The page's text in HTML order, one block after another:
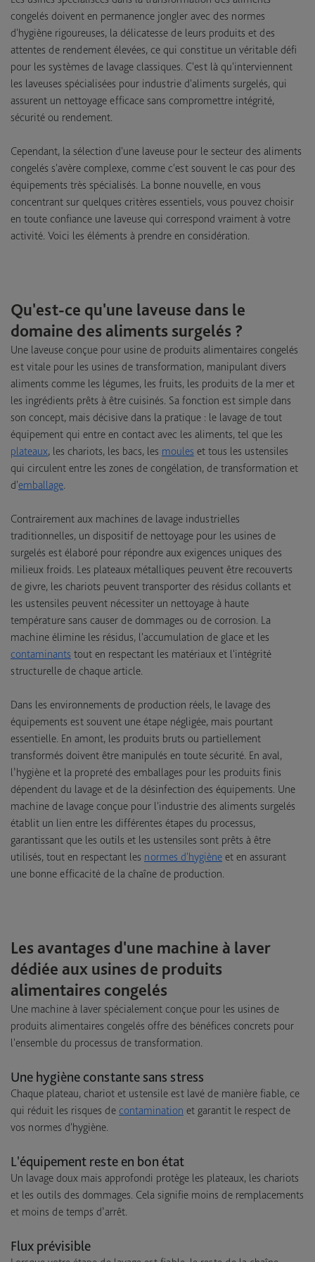
congelés doivent en permanence jongler avec des normes
d'hygiène rigoureuses, la délicatesse de leurs produits et des
attentes de rendement élevées, ce qui constitue un véritable défi
pour les systèmes de lavage classiques. C'est là qu'interviennent
les laveuses spécialisées pour industrie d'aliments surgelés, qui
assurent un nettoyage efficace sans compromettre intégrité,
sécurité ou rendement.
Cependant, la sélection d'une laveuse pour le secteur des aliments
congelés s'avère complexe, comme c'est souvent le cas pour des
équipements très spécialisés. La bonne nouvelle, en vous
concentrant sur quelques critères essentiels, vous pouvez choisir
en toute confiance une laveuse qui correspond vraiment à votre
activité. Voici les éléments à prendre en considération.
Qu'est-ce qu'une laveuse dans le
domaine des aliments surgelés ?
Une laveuse conçue pour usine de produits alimentaires congelés
est vitale pour les usines de transformation, manipulant divers
aliments comme les légumes, les fruits, les produits de la mer et
les ingrédients prêts à être cuisinés. Sa fonction est simple dans
son concept, mais décisive dans la pratique : le lavage de tout
équipement qui entre en contact avec les aliments, tel que les
plateaux, les chariots, les bacs, les moules et tous les ustensiles
qui circulent entre les zones de congélation, de transformation et
d'emballage.
Contrairement aux machines de lavage industrielles
traditionnelles, un dispositif de nettoyage pour les usines de
surgelés est élaboré pour répondre aux exigences uniques des
milieux froids. Les plateaux métalliques peuvent être recouverts
de givre, les chariots peuvent transporter des résidus collants et
les ustensiles peuvent nécessiter un nettoyage à haute
température sans causer de dommages ou de corrosion. La
machine élimine les résidus, l'accumulation de glace et les
contaminants tout en respectant les matériaux et l'intégrité
structurelle de chaque article.
Dans les environnements de production réels, le lavage des
équipements est souvent une étape négligée, mais pourtant
essentielle. En amont, les produits bruts ou partiellement
transformés doivent être manipulés en toute sécurité. En aval,
l’hygiène et la propreté des emballages pour les produits finis
dépendent du lavage et de la désinfection des équipements. Une
machine de lavage conçue pour l'industrie des aliments surgelés
établit un lien entre les différentes étapes du processus,
garantissant que les outils et les ustensiles sont prêts à être
utilisés, tout en respectant les normes d'hygiène et en assurant
une bonne efficacité de la chaîne de production.
Les avantages d'une machine à laver
dédiée aux usines de produits
alimentaires congelés
Une machine à laver spécialement conçue pour les usines de
produits alimentaires congelés offre des bénéfices concrets pour
l'ensemble du processus de transformation.
Une hygiène constante sans stress
Chaque plateau, chariot et ustensile est lavé de manière fiable, ce
qui réduit les risques de contamination et garantit le respect de
vos normes d'hygiène.
L'équipement reste en bon état
Un lavage doux mais approfondi protège les plateaux, les chariots
et les outils des dommages. Cela signifie moins de remplacements
et moins de temps d’arrêt.
Flux prévisible